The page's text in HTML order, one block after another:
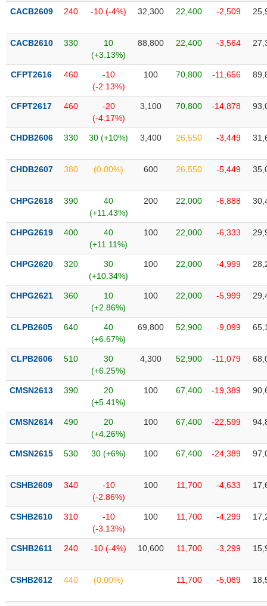
liệu
Tâm
lý
trường
CACB2609 240 -10 (-4%) 32,300 22,400 -2,509
CACB2610 330
10
(+3.13%)
88,800 22,400 -3,564
CFPT2616 460
-10
(-2.13%)
100 70,800 -11,656
CFPT2617 460
-20
(-4.17%)
3,100 70,800 -14,878
CHDB2606 330 30 (+10%) 3,400 26,550 -3,449
CHDB2607 380 (0.00%) 600 26,550 -5,449
CHPG2618 390
40
(+11.43%)
200 22,000 -6,888
CHPG2619 400
40
(+11.11%)
100 22,000 -6,333
CHPG2620 320
30
(+10.34%)
100 22,000 -4,999
CHPG2621 360
10
(+2.86%)
100 22,000 -5,999
CLPB2605 640
40
(+6.67%)
69,800 52,900 -9,099
CLPB2606 510
30
(+6.25%)
4,300 52,900 -11,079
CMSN2613 390
20
(+5.41%)
100 67,400 -19,389
CMSN2614 490
20
(+4.26%)
100 67,400 -22,599
CMSN2615 530 30 (+6%) 100 67,400 -24,389
CSHB2609 340
-10
(-2.86%)
100 11,700 -4,633
CSHB2610 310
-10
(-3.13%)
100 11,700 -4,299
CSHB2611 240 -10 (-4%) 10,600 11,700 -3,299
CSHB2612 440 (0.00%) 11,700 -5,089
TIÊU
KHÔNG
YẾU
TIÊU
DÙNG
YẾU
CHĂM
SÓC
KHỎE
TÀI
CÔNG
THÔNG
VỤ
TRUYỀN